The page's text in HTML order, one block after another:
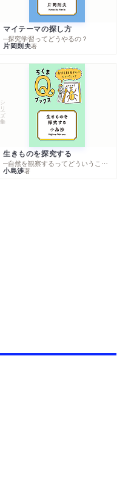
マイテーマの探し方
─探究学習ってどうやるの？
片岡則夫著
シリーズ・全集
生きものを探究する
─自然を観察するってどういうこと？
小島渉著